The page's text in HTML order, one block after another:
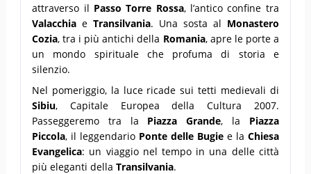
attraverso il Passo Torre Rossa, l’antico confine tra
Valacchia eTransilvania. Una sosta al Monastero
Cozia, tra i più antichi della Romania, apre le porte a
un mondo spirituale che profuma di storia e
silenzio.
Nel pomeriggio, la luce ricade sui tetti medievali di
Sibiu, Capitale Europea della Cultura 2007.
Passeggeremo tra la Piazza Grande, la Piazza
Piccola, il leggendario Ponte delle Bugiee la Chiesa
Evangelica: un viaggio nel tempo in una delle città
più eleganti dellaTransilvania.